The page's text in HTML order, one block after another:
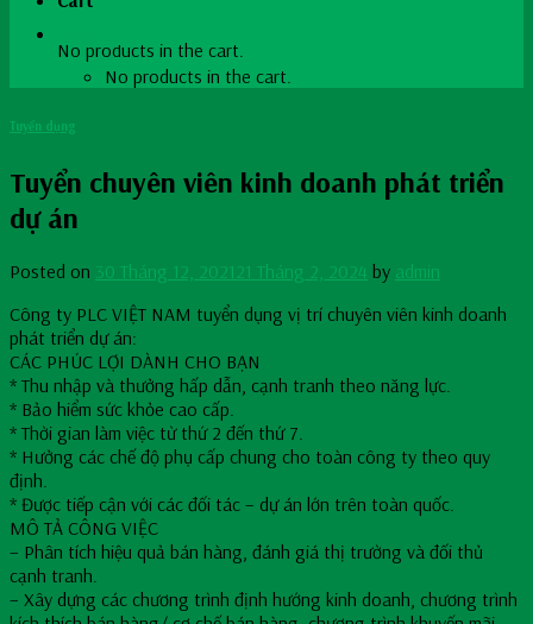
No products in the cart.
No products in the cart.
Tuyển dụng
Tuyển chuyên viên kinh doanh phát triển
dự án
Posted on 30 Tháng 12, 2021 21 Tháng 2, 2024 by admin
Công ty PLC VIỆT NAM tuyển dụng vị trí chuyên viên kinh doanh
phát triển dự án:
CÁC PHÚC LỢI DÀNH CHO BẠN
* Thu nhập và thưởng hấp dẫn, cạnh tranh theo năng lực.
* Bảo hiểm sức khỏe cao cấp.
* Thời gian làm việc từ thứ 2 đến thứ 7.
* Hưởng các chế độ phụ cấp chung cho toàn công ty theo quy
định.
* Được tiếp cận với các đối tác – dự án lớn trên toàn quốc.
MÔ TẢ CÔNG VIỆC
– Phân tích hiệu quả bán hàng, đánh giá thị trường và đối thủ
cạnh tranh.
– Xây dựng các chương trình định hướng kinh doanh, chương trình